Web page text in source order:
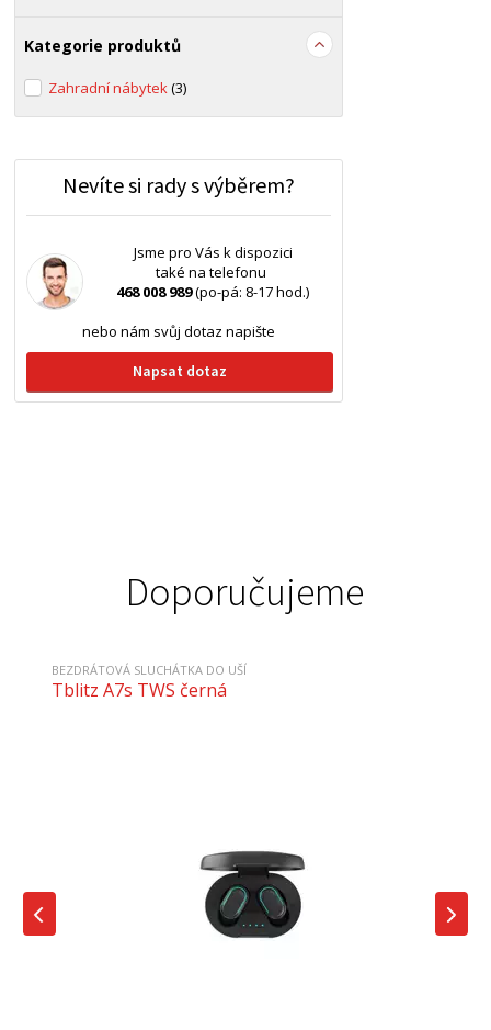
Kategorie produktů
Zahradní nábytek(3)
Nevíte si rady s výběrem?
Jsme pro Vás k dispozici
také na telefonu
468 008 989(po-pá: 8-17 hod.)
nebo nám svůj dotaz napište
Napsat dotaz
Doporučujeme
BEZDRÁTOVÁ SLUCHÁTKA DO UŠÍ
Tblitz A7s TWS černá